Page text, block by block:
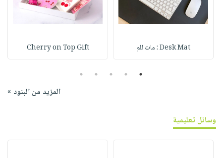
Desk Mat : مات للم Cherry on Top Gift
1
2
3
4
5
المزيد من البنود »
وسائل تعليمية